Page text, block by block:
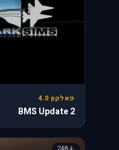
פאלקון 4.0
BMS Update 2